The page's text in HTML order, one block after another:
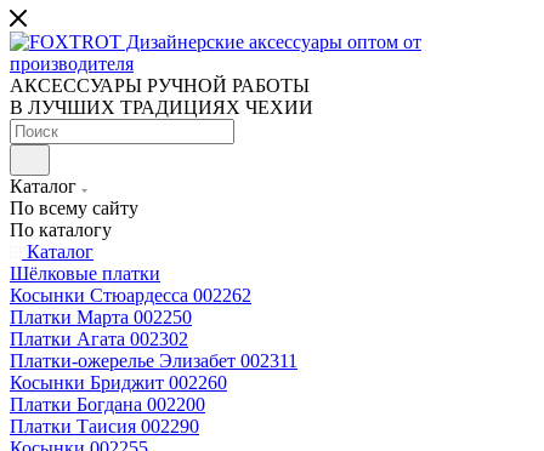
АКСЕССУАРЫ РУЧНОЙ РАБОТЫ
В ЛУЧШИХ ТРАДИЦИЯХ ЧЕХИИ
Каталог
По всему сайту
По каталогу
Каталог
Шёлковые платки
Косынки Стюардесса 002262
Платки Марта 002250
Платки Агата 002302
Платки-ожерелье Элизабет 002311
Косынки Бриджит 002260
Платки Богдана 002200
Платки Таисия 002290